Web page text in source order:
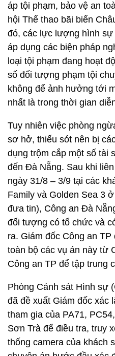
áp tội phạm, bảo vệ an
hội Thể thao bãi biển
đó, các lực lượng hình sự
áp dụng các biện pháp
loại tội phạm đang hoạt
số đối tượng phạm tội
không để ảnh hưởng tới
nhất là trong thời gian
Tuy nhiên việc phòng
sơ hở, thiếu sót nên bị
dụng trộm cắp một số tài
đến Đà Nẵng. Sau khi
ngày 31/8 – 3/9 tại các
Family và Golden Sea 3
đưa tin), Công an Đà
đối tượng có tổ chức và
ra. Giám đốc Công an
toàn bộ các vụ án này từ
Công an TP để tập trung
Phòng Cảnh sát Hình sự
đã đề xuất Giám đốc xác
tham gia của PA71,
Sơn Trà để điều tra, truy
thống camera của khách